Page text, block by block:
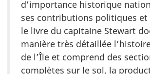
d’importance historique
ses contributions politiques et
le livre du capitaine Stewart
manière très détaillée
de l’Île et comprend des
complètes sur le sol, la